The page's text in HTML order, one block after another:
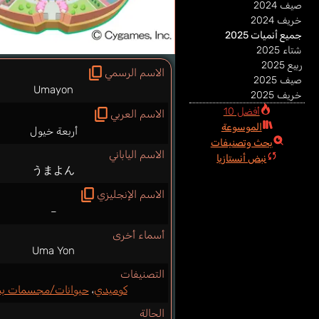
الاسم الرسمي
Umayon
الاسم العربي
أربعة خيول
الاسم الياباني
うまよん
الاسم الإنجليزي
–
أسماء أخرى
Uma Yon
التصنيفات
كوميدي،حيوانات/مجسمات
الحالة
صيف 2024
خريف 2024
جميع أنميات 2025
شتاء 2025
ربيع 2025
صيف 2025
خريف 2025
أفضل 10
الموسوعة
بحث وتصنيفات
نبض أنستازيا